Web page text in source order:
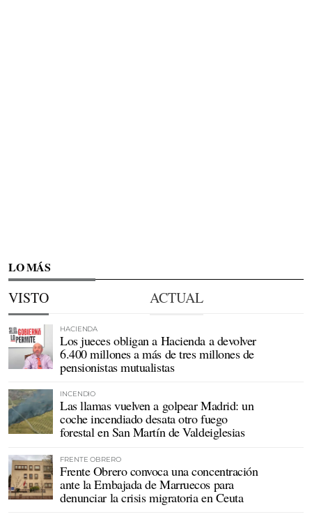
LO MÁS
VISTO ACTUAL
HACIENDA
Los jueces obligan a Hacienda a devolver
6.400 millones a más de tres millones de
pensionistas mutualistas
INCENDIO
Las llamas vuelven a golpear Madrid: un
coche incendiado desata otro fuego
forestal en San Martín de Valdeiglesias
FRENTE OBRERO
Frente Obrero convoca una concentración
ante la Embajada de Marruecos para
denunciar la crisis migratoria en Ceuta